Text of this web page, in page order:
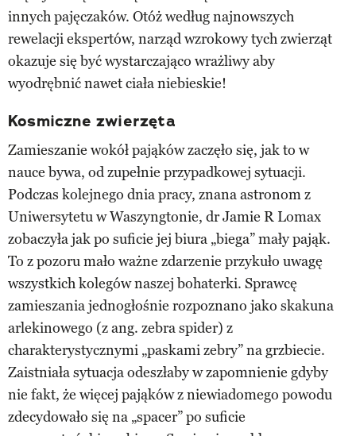
innych pajęczaków. Otóż według najnowszych
rewelacji ekspertów, narząd wzrokowy tych zwierząt
okazuje się być wystarczająco wrażliwy aby
wyodrębnić nawet ciała niebieskie!
Kosmiczne zwierzęta
Zamieszanie wokół pająków zaczęło się, jak to w
nauce bywa, od zupełnie przypadkowej sytuacji.
Podczas kolejnego dnia pracy, znana astronom z
Uniwersytetu w Waszyngtonie, dr Jamie R Lomax
zobaczyła jak po suficie jej biura „biega” mały pająk.
To z pozoru mało ważne zdarzenie przykuło uwagę
wszystkich kolegów naszej bohaterki. Sprawcę
zamieszania jednogłośnie rozpoznano jako skakuna
arlekinowego (z ang. zebra spider) z
charakterystycznymi „paskami zebry” na grzbiecie.
Zaistniała sytuacja odeszłaby w zapomnienie gdyby
nie fakt, że więcej pająków z niewiadomego powodu
zdecydowało się na „spacer” po suficie